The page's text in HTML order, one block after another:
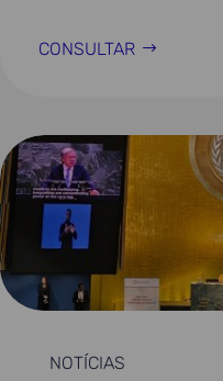
CONSULTAR
NOTÍCIAS